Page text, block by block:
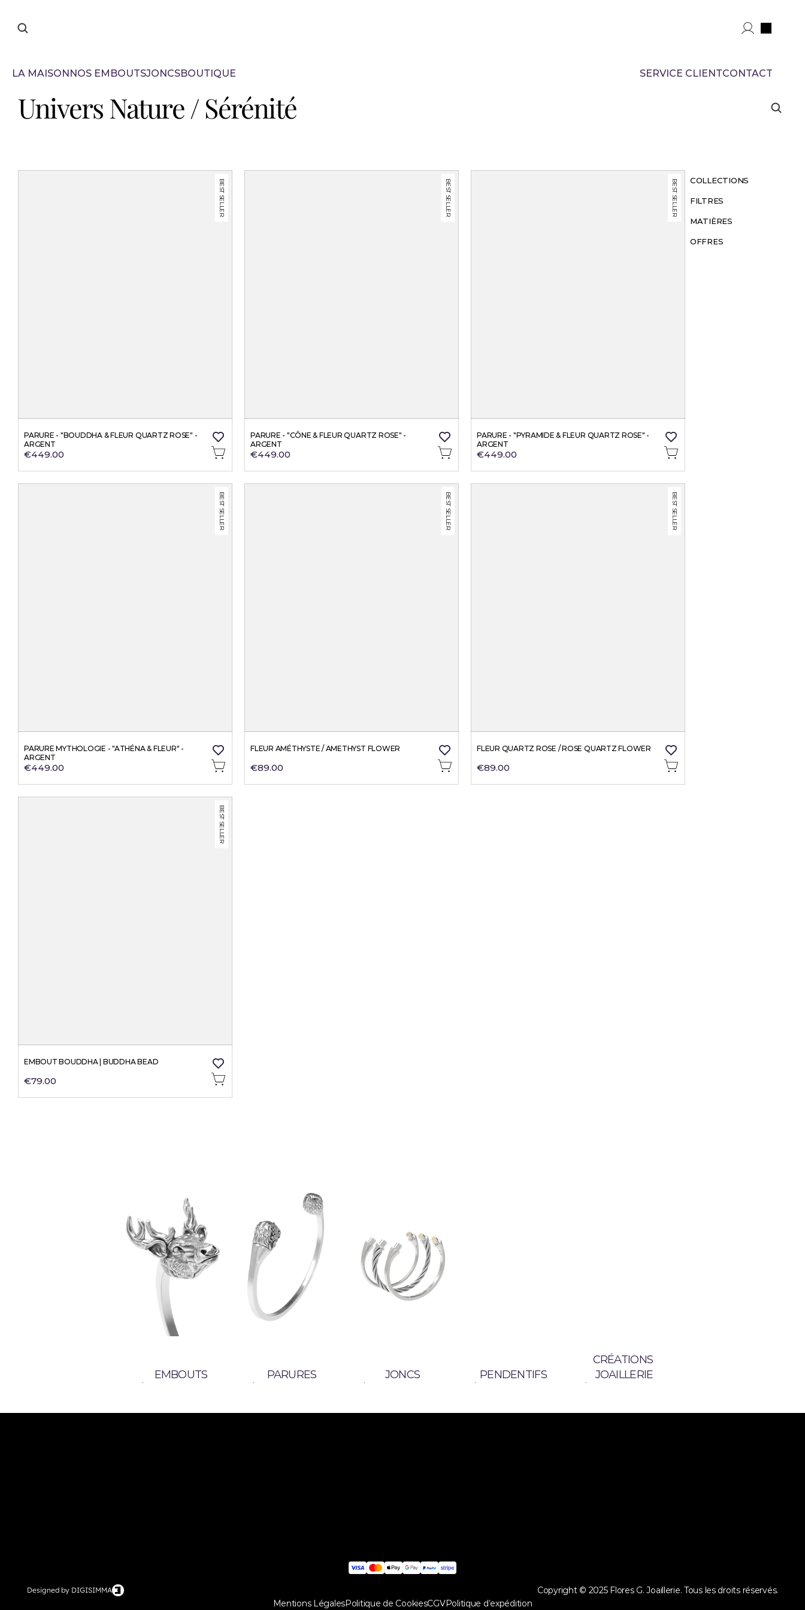
LA MAISONNOS EMBOUTSJONCSBOUTIQUE SERVICE CLIENTCONTACT
Univers Nature / Sérénité
BEST SELLER
PARURE - "BOUDDHA & FLEUR QUARTZ ROSE" -
ARGENT
€449.00
BEST SELLER
PARURE - "CÔNE & FLEUR QUARTZ ROSE" -
ARGENT
€449.00
BEST SELLER
PARURE - "PYRAMIDE & FLEUR QUARTZ ROSE" -
ARGENT
€449.00
BEST SELLER
PARURE MYTHOLOGIE - "ATHÉNA & FLEUR" -
ARGENT
€449.00
BEST SELLER
FLEUR AMÉTHYSTE / AMETHYST FLOWER
€89.00
BEST SELLER
FLEUR QUARTZ ROSE / ROSE QUARTZ FLOWER
€89.00
BEST SELLER
EMBOUT BOUDDHA | BUDDHA BEAD
€79.00
COLLECTIONS
FILTRES
MATIÈRES
OFFRES
EMBOUTS PARURES JONCS PENDENTIFS
CRÉATIONS
JOAILLERIE
Designed by DIGISIMMA
Copyright © 2025 Flores G. Joaillerie. Tous les droits réservés.
Mentions LégalesPolitique de CookiesCGVPolitique d’expédition